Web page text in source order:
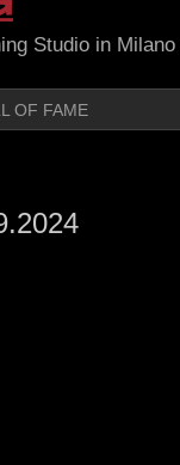
Studio in Milano
OF FAME